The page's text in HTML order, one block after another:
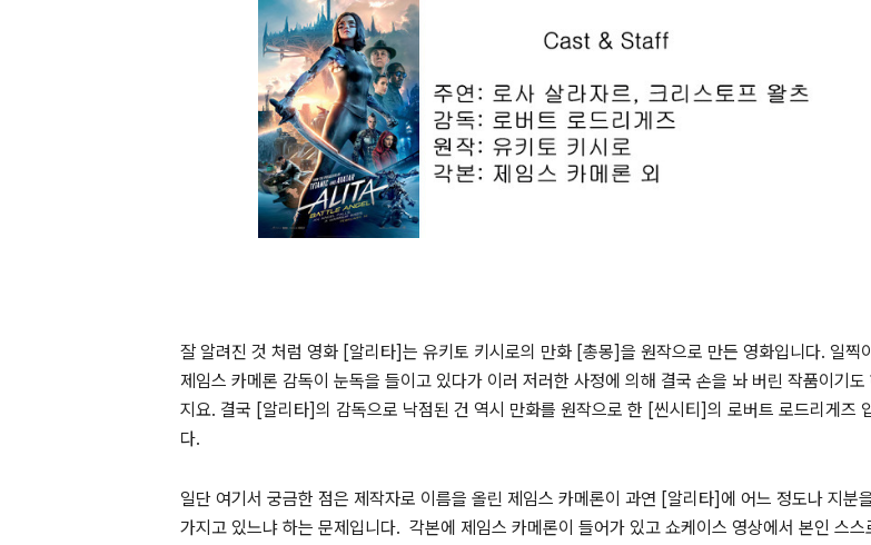
잘 알려진 것 처럼 영화 [알리타]는 유키토 키시로의 만화 [총몽]을 원작으로 만든 영화입니다. 일찍이
제임스 카메론 감독이 눈독을 들이고 있다가 이러 저러한 사정에 의해 결국 손을 놔 버린 작품이기도
지요. 결국 [알리타]의 감독으로 낙점된 건 역시 만화를 원작으로 한 [씬시티]의 로버트 로드리게즈
다.
일단 여기서 궁금한 점은 제작자로 이름을 올린 제임스 카메론이 과연 [알리타]에 어느 정도나 지분
가지고 있느냐 하는 문제입니다. 각본에 제임스 카메론이 들어가 있고 쇼케이스 영상에서 본인 스스